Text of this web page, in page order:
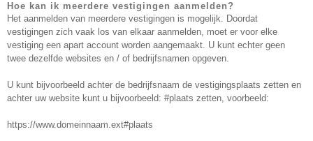
Hoe kan ik meerdere vestigingen aanmelden?
Het aanmelden van meerdere vestigingen is mogelijk. Doordat
vestigingen zich vaak los van elkaar aanmelden, moet er voor elke
vestiging een apart account worden aangemaakt. U kunt echter geen
twee dezelfde websites en / of bedrijfsnamen opgeven.
U kunt bijvoorbeeld achter de bedrijfsnaam de vestigingsplaats zetten en
achter uw website kunt u bijvoorbeeld: #plaats zetten, voorbeeld:
https://www.domeinnaam.ext#plaats